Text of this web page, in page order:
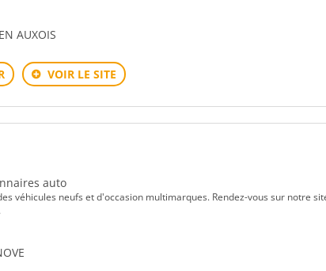
AUXOIS
VOIR LE SITE
auto
véhicules neufs et d'occasion multimarques. Rendez-vous sur notre